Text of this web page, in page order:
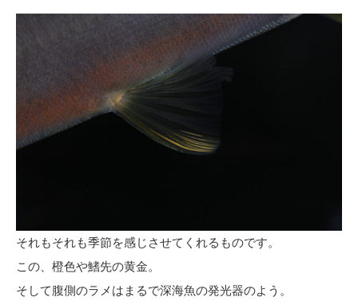
それもそれも季節を感じさせてくれるものです。
この、橙色や鰭先の黄金。
そして腹側のラメはまるで深海魚の発光器のよう。